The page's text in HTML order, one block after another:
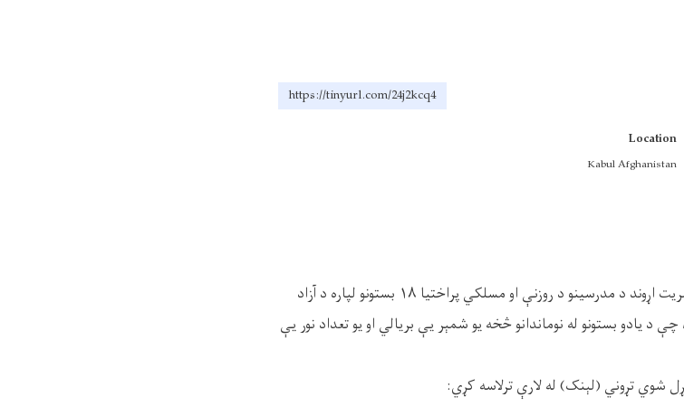
https://tinyurl.com/24j2kcq4
Location
Kabul Afghanistan
د کابل ښار پوهنې ریاست د اسلامي زده‌کړو آمریت اړوند د مدرسینو د روزنې او مسلکي پراختیا ۱۸ بستونو لپاره د آزاد
د یادو بستونو له نوماندانو څخه یو شمېر یې بریالي او یو تعداد نور یې
شوي تړوني (لېنک) له لارې ترلاسه کړي: